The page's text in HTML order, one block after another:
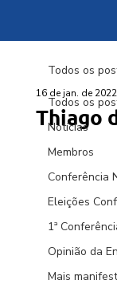
Todos os
Notícias
Membros
Conferência
Eleições
1ª
Opinião da
Mais
Todos os
Thiago
16 de jan. de 2022